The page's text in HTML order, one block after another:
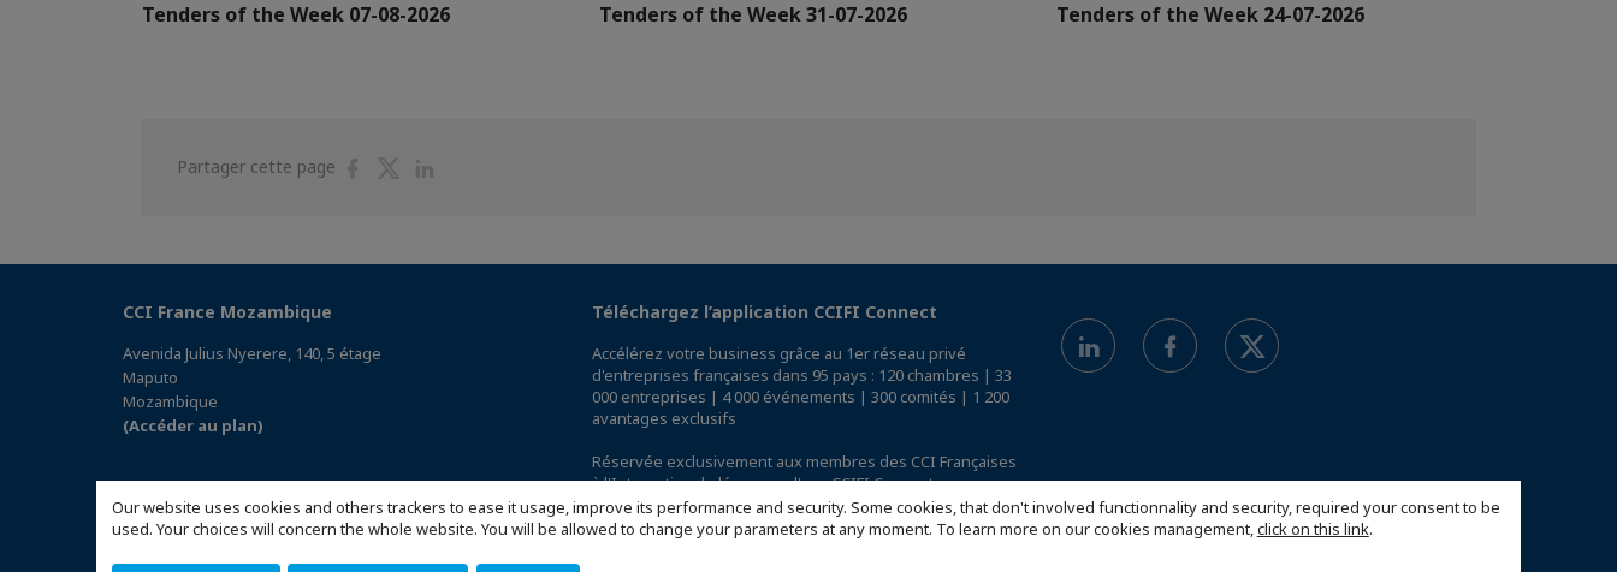
Our website uses cookies and others trackers to ease it usage, improve its performance and security. Some cookies, that don't involved functionnality and security, required your consent to be
used. Your choices will concern the whole website. You will be allowed to change your parameters at any moment. To learn more on our cookies management,click on this link.
Tenders of the Week 07-08-2026 Tenders of the Week 31-07-2026 Tenders of the Week 24-07-2026
Partager cette page
PartagerPartager
CCI France Mozambique
Avenida Julius Nyerere, 140, 5 étage
Maputo
Mozambique
(Accéder au plan)
Téléchargez l’application CCIFI Connect
Accélérez votre business grâce au 1er réseau privé
d'entreprises françaises dans 95 pays : 120 chambres | 33
000 entreprises | 4 000 événements | 300 comités | 1 200
avantages exclusifs
Réservée exclusivement aux membres des CCI Françaises
à l'International,découvrez l'app CCIFI Connect.